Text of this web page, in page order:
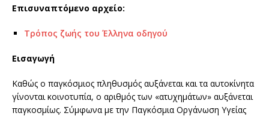
Επισυναπτόμενο αρχείο:
Τρόπος ζωής του Έλληνα οδηγού
Εισαγωγή
Καθώς ο παγκόσμιος πληθυσμός αυξάνεται και τα αυτοκίνητα
γίνονται κοινοτυπία, ο αριθμός των «ατυχημάτων» αυξάνεται
παγκοσμίως. Σύμφωνα με την Παγκόσμια Οργάνωση Υγείας